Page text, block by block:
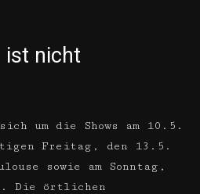
ist nicht
um die Shows am 10.5.
Freitag, den 13.5.
sowie am Sonntag,
Die örtlichen